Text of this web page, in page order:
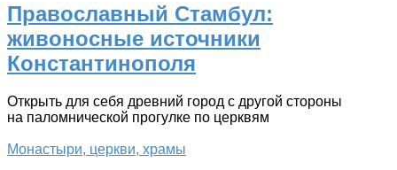
Православный Стамбул:
живоносные источники
Константинополя
Открыть для себя древний город с другой стороны
на паломнической прогулке по церквям
Монастыри, церкви, храмы